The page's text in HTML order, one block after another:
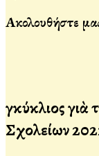
Ακολουθήστε
Ἐγκύκλιος
Σχολείων